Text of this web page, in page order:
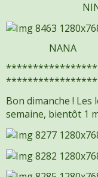
Bon dimanche !
semaine, bientôt 1